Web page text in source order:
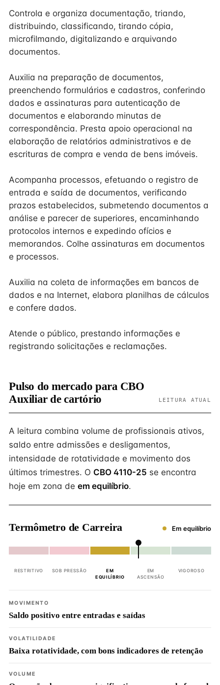
Controla e organiza documentação, triando,
distribuindo, classificando, tirando cópia,
microfilmando, digitalizando e arquivando
documentos.
Auxilia na preparação de documentos,
preenchendo formulários e cadastros, conferindo
dados e assinaturas para autenticação de
documentos e elaborando minutas de
correspondência. Presta apoio operacional na
elaboração de relatórios administrativos e de
escrituras de compra e venda de bens imóveis.
Acompanha processos, efetuando o registro de
entrada e saída de documentos, verificando
prazos estabelecidos, submetendo documentos a
análise e parecer de superiores, encaminhando
protocolos internos e expedindo ofícios e
memorandos. Colhe assinaturas em documentos
e processos.
Auxilia na coleta de informações em bancos de
dados e na Internet, elabora planilhas de cálculos
e confere dados.
Atende o público, prestando informações e
registrando solicitações e reclamações.
Pulso do mercado para CBO
Auxiliar de cartório
LEITURA ATUAL
A leitura combina volume de profissionais ativos,
saldo entre admissões e desligamentos,
intensidade de rotatividade e movimento dos
últimos trimestres. O CBO 4110-25 se encontra
hoje em zona de em equilíbrio.
Termômetro de Carreira Em equilíbrio
RESTRITIVO SOB PRESSÃO
EM
EQUILÍBRIO
EM
ASCENSÃO
VIGOROSO
MOVIMENTO
Saldo positivo entre entradas e saídas
VOLATILIDADE
Baixa rotatividade, com bons indicadores de retenção
VOLUME